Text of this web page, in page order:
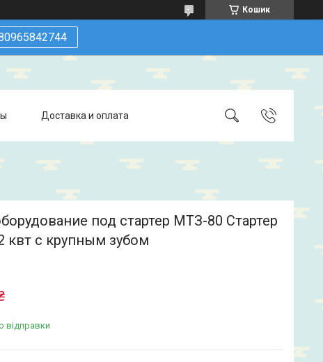
Кошик
Доставка и оплата
под стартер МТЗ-80 Стартер
квт с крупным зубом
відправки